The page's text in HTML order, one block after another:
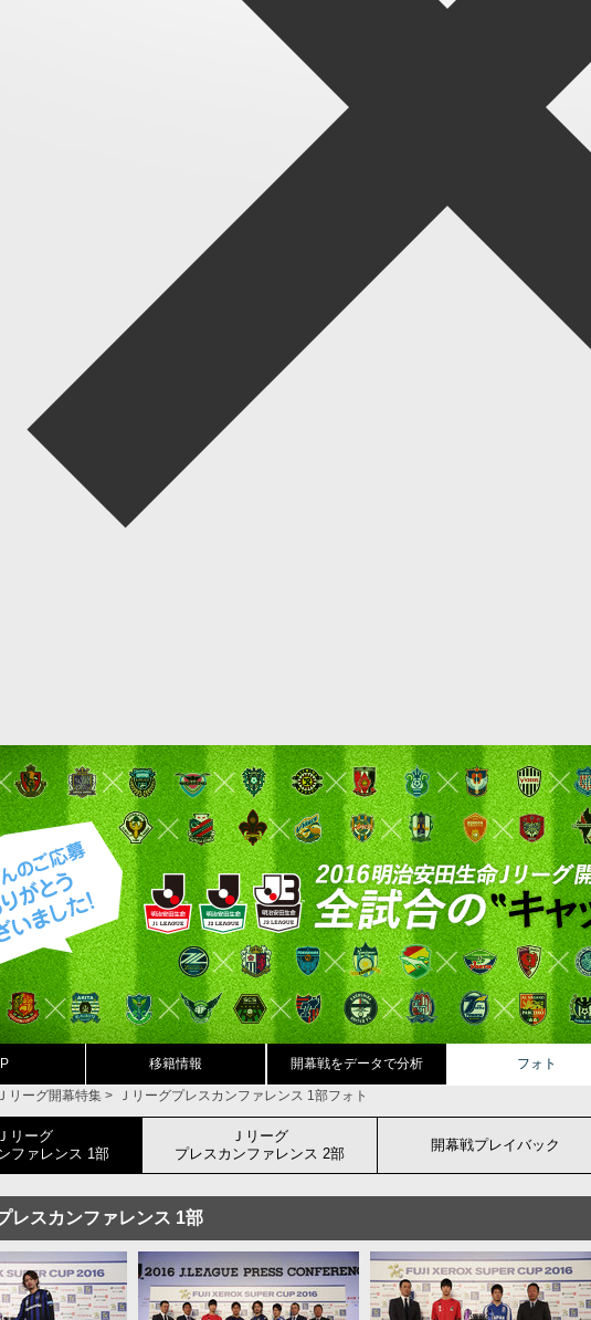
移籍情報 開幕戦をデータで分析 フォト
リーグ開幕特集 Ｊリーグプレスカンファレンス 1部フォト
Ｊリーグ
ファレンス 1部
Ｊリーグ
プレスカンファレンス 2部
開幕戦プレイバック
レスカンファレンス 1部